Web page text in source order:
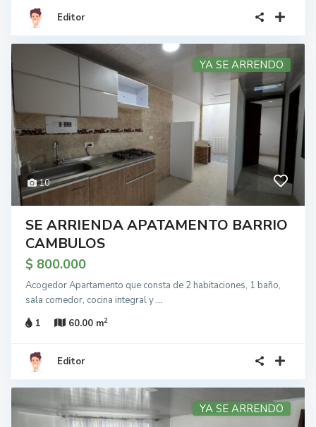
Editor
10
YA SE ARRENDO
SE ARRIENDA APATAMENTO BARRIO
CAMBULOS
$ 800.000
Acogedor Apartamento que consta de 2 habitaciones, 1 baño,
sala comedor, cocina integral y...
1
60.00 m2
Editor
YA SE ARRENDO